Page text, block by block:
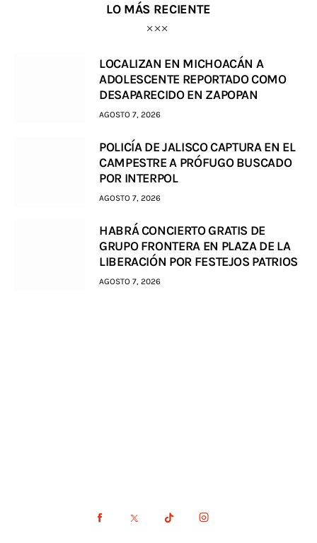
LO MÁS RECIENTE
LOCALIZAN EN MICHOACÁN A
ADOLESCENTE REPORTADO COMO
DESAPARECIDO EN ZAPOPAN
AGOSTO 7, 2026
POLICÍA DE JALISCO CAPTURA EN EL
CAMPESTRE A PRÓFUGO BUSCADO
POR INTERPOL
AGOSTO 7, 2026
HABRÁ CONCIERTO GRATIS DE
GRUPO FRONTERA EN PLAZA DE LA
LIBERACIÓN POR FESTEJOS PATRIOS
AGOSTO 7, 2026